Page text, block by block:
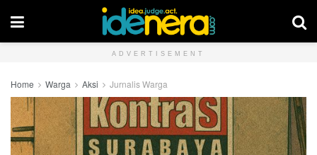
ADVERTISEMENT
Home Warga Aksi Jurnalis Warga